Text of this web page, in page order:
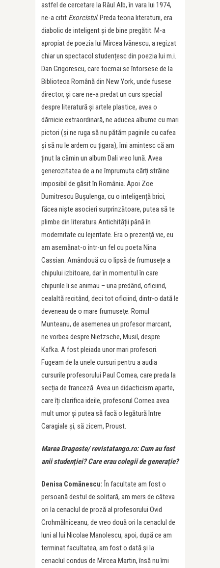
astfel de cercetare la Râul Alb, în vara lui 1974,
ne-a citit Exorcistul. Preda teoria literaturii, era
diabolic de inteligent și de bine pregătit. M-a
apropiat de poezia lui Mircea Ivănescu, a regizat
chiar un spectacol studențesc din poezia lui m.i.
Dan Grigorescu, care tocmai se întorsese de la
Biblioteca Română din New York, unde fusese
director, și care ne-a predat un curs special
despre literatură și artele plastice, avea o
dărnicie extraordinară, ne aducea albume cu mari
pictori (și ne ruga să nu pătăm paginile cu cafea
și să nu le ardem cu țigara), îmi amintesc că am
ținut la cămin un album Dali vreo lună. Avea
generozitatea de a ne împrumuta cărți străine
imposibil de găsit în România. Apoi Zoe
Dumitrescu Bușulenga, cu o inteligență brici,
făcea niște asocieri surprinzătoare, putea să te
plimbe din literatura Antichității până în
modernitate cu lejeritate. Era o prezență vie, eu
am asemănat-o într-un fel cu poeta Nina
Cassian. Amândouă cu o lipsă de frumusețe a
chipului izbitoare, dar în momentul în care
chipurile li se animau – una predând, oficiind,
cealaltă recitând, deci tot oficiind, dintr-o dată le
deveneau de o mare frumusețe. Romul
Munteanu, de asemenea un profesor marcant,
ne vorbea despre Nietzsche, Musil, despre
Kafka. A fost pleiada unor mari profesori.
Fugeam de la unele cursuri pentru a audia
cursurile profesorului Paul Cornea, care preda la
secția de franceză. Avea un didacticism aparte,
care îți clarifica ideile, profesorul Cornea avea
mult umor și putea să facă o legătură între
Caragiale și, să zicem, Proust.
Marea Dragoste/ revistatango.ro: Cum au fost
anii studenției? Care erau colegii de generație?
Denisa Comănescu:În facultate am fost o
persoană destul de solitară, am mers de câteva
ori la cenaclul de proză al profesorului Ovid
Crohmălniceanu, de vreo două ori la cenaclul de
luni al lui Nicolae Manolescu, apoi, după ce am
terminat facultatea, am fost o dată și la
cenaclul condus de Mircea Martin, însă nu îmi